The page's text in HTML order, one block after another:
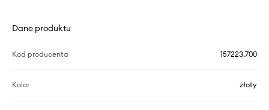
Dane produktu
Kod producenta 157223.700
Kolor złoty